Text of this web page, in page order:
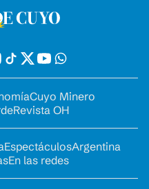
Cuyo Minero
Revista OH
EspectáculosArgentina
En las redes